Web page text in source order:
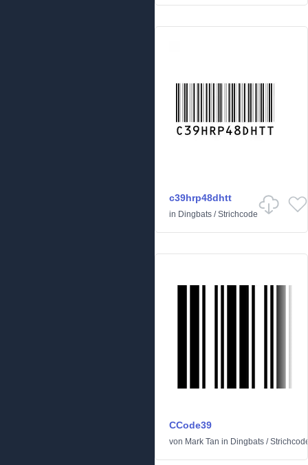
c39hrp48dhtt
in Dingbats /Strichcode
CCode39
von Mark Tan in Dingbats /